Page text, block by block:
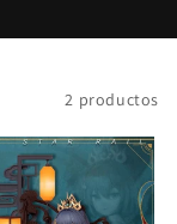
2 productos